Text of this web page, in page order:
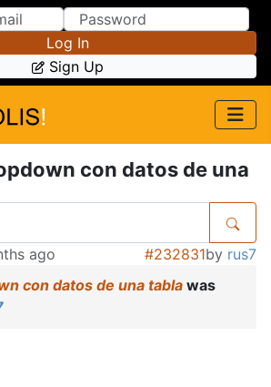
to Content
to Menu
Log In
Sign Up
con datos de una
ago #232831by rus7
con datos de una tabla was